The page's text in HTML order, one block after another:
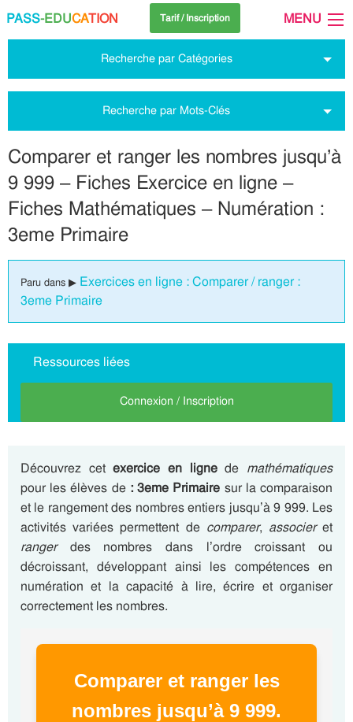
PASS-EDUCATION Tarif / Inscription MENU
Recherche par Catégories
Recherche par Mots-Clés
Comparer et ranger les nombres jusqu’à
9 999 – Fiches Exercice en ligne –
Fiches Mathématiques – Numération :
3eme Primaire
Paru dans ▶ Exercices en ligne : Comparer / ranger :
3eme Primaire
Ressources liées
Connexion / Inscription
Découvrez cetexercice en lignede mathématiques
pour les élèves de : 3eme Primaire sur la comparaison
et le rangement des nombres entiers jusqu’à 9 999. Les
activités variées permettent de comparer, associeret
rangerdes nombres dans l’ordre croissant ou
décroissant, développant ainsi les compétences en
numération et la capacité à lire, écrire et organiser
correctement les nombres.